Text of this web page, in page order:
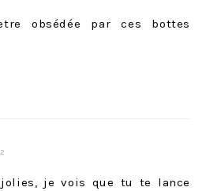
obsédée par ces bottes
je vois que tu te lance